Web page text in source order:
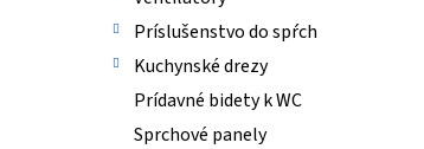
Príslušenstvo do spŕch
Kuchynské drezy
Prídavné bidety k WC
Sprchové panely